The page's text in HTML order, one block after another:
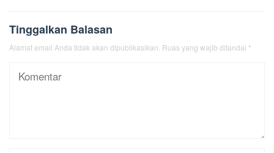
Tinggalkan Balasan
Alamat email Anda tidak akan dipublikasikan. Ruas yang wajib ditandai *